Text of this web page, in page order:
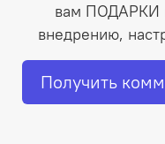
вам ПОДАРКИ
внедрению,
Получить